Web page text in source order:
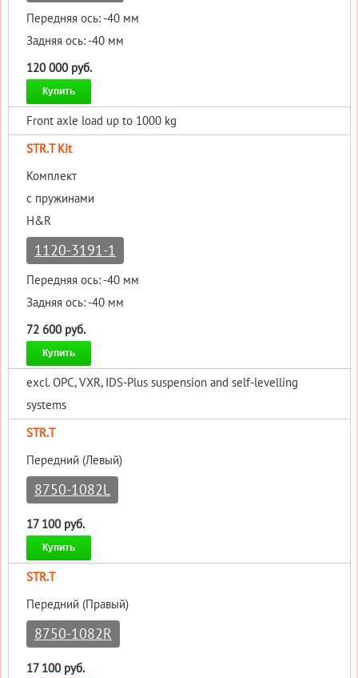
Передняя ось: -40 мм
Задняя ось: -40 мм
120 000 руб.
Купить
Front axle load up to 1000 kg
STR.T Kit
Комплект
с пружинами
H&R
1120-3191-1
Передняя ось: -40 мм
Задняя ось: -40 мм
72 600 руб.
Купить
excl. OPC, VXR, IDS-Plus suspension and self-levelling
systems
STR.T
Передний (Левый)
8750-1082L
17 100 руб.
Купить
STR.T
Передний (Правый)
8750-1082R
17 100 руб.